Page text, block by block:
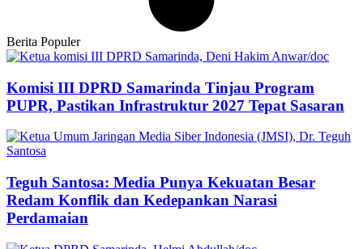
Berita Populer
Komisi III DPRD Samarinda Tinjau Program
PUPR, Pastikan Infrastruktur 2027 Tepat Sasaran
Teguh Santosa: Media Punya Kekuatan Besar
Redam Konflik dan Kedepankan Narasi
Perdamaian